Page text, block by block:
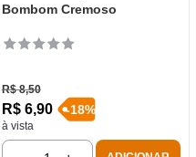
Bombom Cremoso
R$ 8,50
R$ 6,90
à vista
-18%